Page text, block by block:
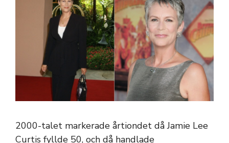
2000-talet markerade årtiondet då Jamie Lee
Curtis fyllde 50, och då handlade